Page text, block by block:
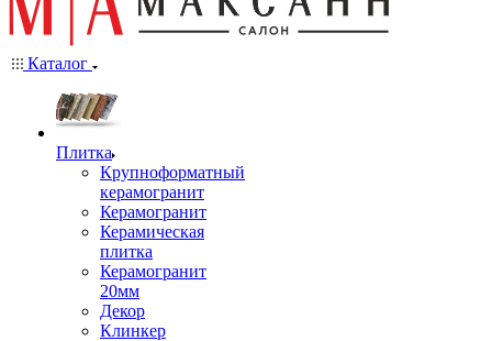
Каталог
Плитка
Крупноформатный
керамогранит
Керамогранит
Керамическая
плитка
Керамогранит
20мм
Декор
Клинкер